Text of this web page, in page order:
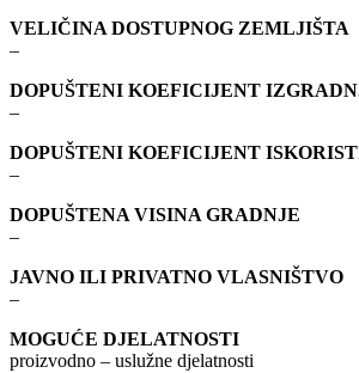
VELIČINA DOSTUPNOG ZEMLJIŠTA
–
DOPUŠTENI KOEFICIJENT
–
DOPUŠTENI KOEFICIJENT
–
DOPUŠTENA VISINA GRADNJE
–
JAVNO ILI PRIVATNO VLASNIŠTVO
–
MOGUĆE DJELATNOSTI
proizvodno – uslužne djelatnosti